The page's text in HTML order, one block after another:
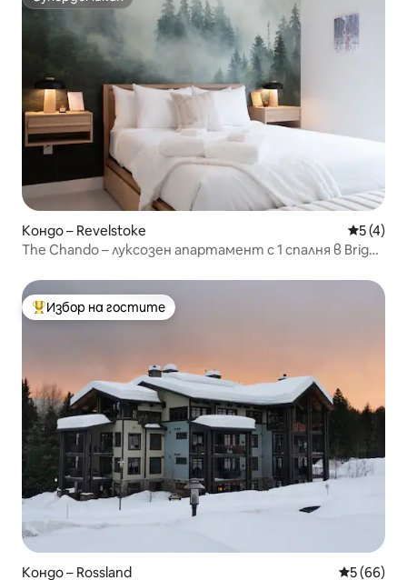
Супердомакин
Кондо – Revelstoke Средна
5 (4)
The Chando – луксозен апартамент с 1 спалня в Bright
Най-популярен избор на гостите
Избор на гостите
Кондо – Rossland Средна
5 (66)